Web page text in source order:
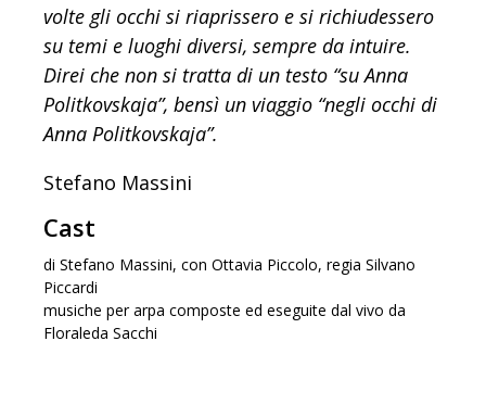
volte gli occhi si riaprissero e si richiudessero
su temi e luoghi diversi, sempre da intuire.
Direi che non si tratta di un testo “su Anna
Politkovskaja”, bensì un viaggio “negli occhi di
Anna Politkovskaja”.
Stefano Massini
Cast
di Stefano Massini, con Ottavia Piccolo, regia Silvano
Piccardi
musiche per arpa composte ed eseguite dal vivo da
Floraleda Sacchi